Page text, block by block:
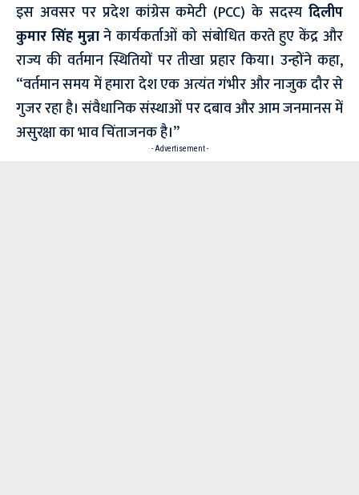
इस अवसर पर प्रदेश कांग्रेस कमेटी (PCC) के सदस्य दिलीप
कुमार सिंह मुन्नाने कार्यकर्ताओं को संबोधित करते हुए केंद्र और
राज्य की वर्तमान स्थितियों पर तीखा प्रहार किया। उन्होंने कहा,
“वर्तमान समय में हमारा देश एक अत्यंत गंभीर और नाजुक दौर से
गुजर रहा है। संवैधानिक संस्थाओं पर दबाव और आम जनमानस में
असुरक्षा का भाव चिंताजनक है।”
- Advertisement -